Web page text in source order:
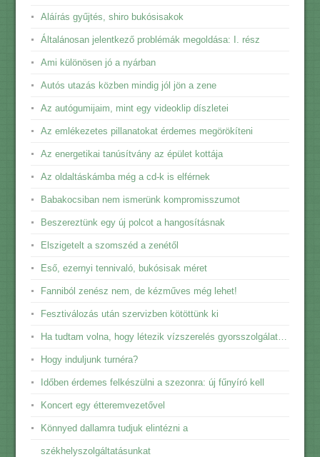
Aláírás gyűjtés, shiro bukósisakok
Általánosan jelentkező problémák megoldása: I. rész
Ami különösen jó a nyárban
Autós utazás közben mindig jól jön a zene
Az autógumijaim, mint egy videoklip díszletei
Az emlékezetes pillanatokat érdemes megörökíteni
Az energetikai tanúsítvány az épület kottája
Az oldaltáskámba még a cd-k is elférnek
Babakocsiban nem ismerünk kompromisszumot
Beszereztünk egy új polcot a hangosításnak
Elszigetelt a szomszéd a zenétől
Eső, ezernyi tennivaló, bukósisak méret
Fanniból zenész nem, de kézműves még lehet!
Fesztiválozás után szervizben kötöttünk ki
Ha tudtam volna, hogy létezik vízszerelés gyorsszolgálat…
Hogy induljunk turnéra?
Időben érdemes felkészülni a szezonra: új fűnyíró kell
Koncert egy étteremvezetővel
Könnyed dallamra tudjuk elintézni a
székhelyszolgáltatásunkat